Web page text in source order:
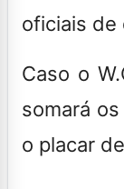
oficiais de
Caso o
somará
o placar